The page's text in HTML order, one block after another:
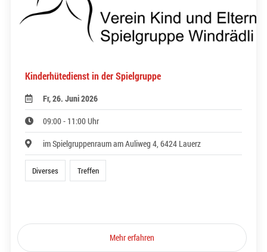
Kinderhütedienst in der Spielgruppe
Fr, 26. Juni 2026
09:00 - 11:00 Uhr
im Spielgruppenraum am Auliweg 4, 6424 Lauerz
Diverses Treffen
Mehr erfahren